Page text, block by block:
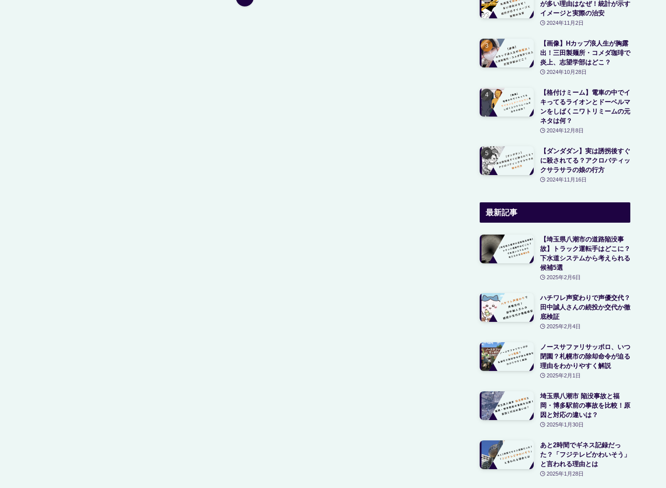
が多い理由はなぜ！統計が示す
イメージと実際の治安
2024年11月2日
【画像】Hカップ浪人生が胸露
出！三田製麺所・コメダ珈琲で
炎上、志望学部はどこ？
2024年10月28日
【格付けミーム】電車の中でイ
キってるライオンとドーベルマ
ンをしばくニワトリミームの元
ネタは何？
2024年12月8日
【ダンダダン】実は誘拐後すぐ
に殺されてる？アクロバティッ
クサラサラの娘の行方
2024年11月16日
最新記事
【埼玉県八潮市の道路陥没事
故】トラック運転手はどこに？
下水道システムから考えられる
候補5選
2025年2月6日
ハチワレ声変わりで声優交代？
田中誠人さんの続投か交代か徹
底検証
2025年2月4日
ノースサファリサッポロ、いつ
閉園？札幌市の除却命令が迫る
理由をわかりやすく解説
2025年2月1日
埼玉県八潮市 陥没事故と福
岡・博多駅前の事故を比較！原
因と対応の違いは？
2025年1月30日
あと2時間でギネス記録だっ
た？「フジテレビかわいそう」
と言われる理由とは
2025年1月28日